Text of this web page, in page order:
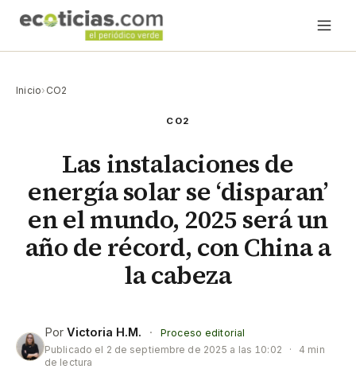
Inicio› CO2
CO2
Las instalaciones de
energía solar se ‘disparan’
en el mundo, 2025 será un
año de récord, con China a
la cabeza
Por Victoria H.M. ·
Proceso editorial
Publicado el 2 de septiembre de 2025 a las 10:02 ·
4 min
de lectura